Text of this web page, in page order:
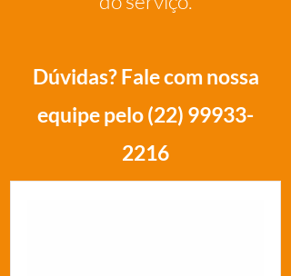
Dúvidas? Fale com nossa
equipe pelo(22) 99933-
2216